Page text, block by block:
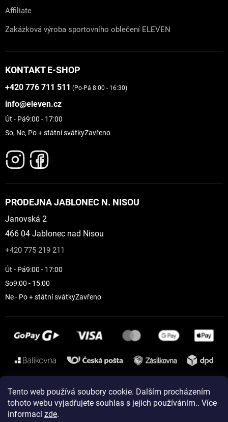
Tento web používá soubory cookie. Dalším procházením
tohoto webu vyjadřujete souhlas s jejich používáním.. Více
informací zde.
Affiliate
Zakázková výroba sportovního oblečení ELEVEN
KONTAKT E-SHOP
+420 776 711 511 (Po-Pá 8:00 - 16:30)
info@eleven.cz
Út - Pá9:00 - 17:00
So, Ne, Po + státní svátkyZavřeno
PRODEJNA JABLONEC N. NISOU
Janovská 2
466 04 Jablonec nad Nisou
+420 775 219 211
Út - Pá9:00 - 17:00
So9:00 - 15:00
Ne - Po + státní svátkyZavřeno
Instagram